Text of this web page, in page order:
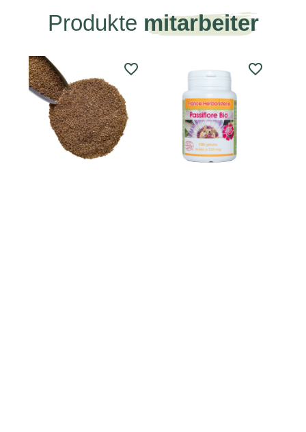
Produkte mitarbeiter
favorite_border favorite_border